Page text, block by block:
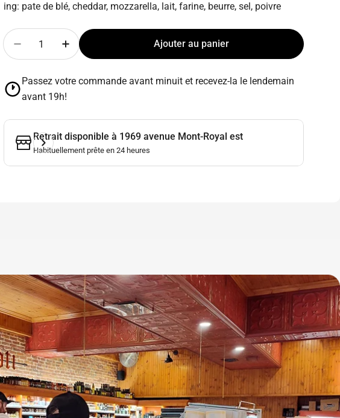
ing: pate de blé, cheddar, mozzarella, lait, farine, beurre, sel, poivre
Quantité
Diminuer la quantité pour Mac N cheese - 1 portion
Augmenter la quantité pour Mac N cheese - 1 portion
Ajouter au panier
Passez votre commande avant minuit et recevez-la le lendemain
avant 19h!
Retrait disponible à 1969 avenue Mont-Royal est
Habituellement prête en 24 heures